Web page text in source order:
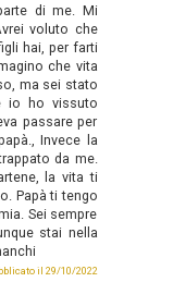
di me. Mi
voluto che
hai, per farti
che vita
ma sei stato
io ho vissuto
passare per
Invece la
da me.
la vita ti
Papà ti tengo
Sei sempre
stai nella
il 29/10/2022